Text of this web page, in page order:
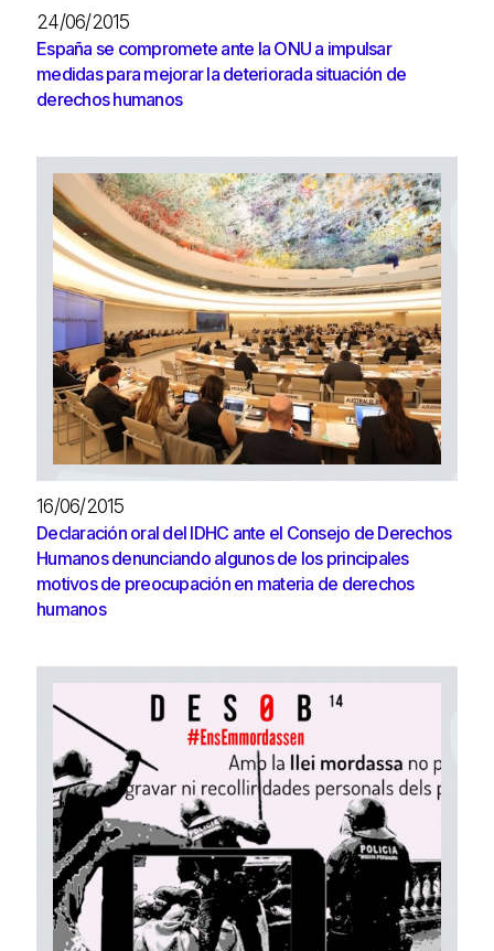
24/06/2015
España se compromete ante la ONU a impulsar
medidas para mejorar la deteriorada situación de
derechos humanos
16/06/2015
Declaración oral del IDHC ante el Consejo de Derechos
Humanos denunciando algunos de los principales
motivos de preocupación en materia de derechos
humanos